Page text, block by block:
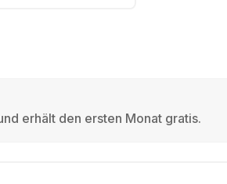
erhält den ersten Monat gratis.